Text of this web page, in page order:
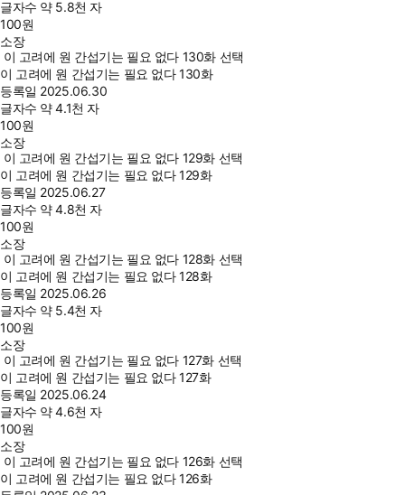
글자수 약 5.8천 자
100원
소장
이 고려에 원 간섭기는 필요 없다 130화 선택
이 고려에 원 간섭기는 필요 없다 130화
등록일 2025.06.30
글자수 약 4.1천 자
100원
소장
이 고려에 원 간섭기는 필요 없다 129화 선택
이 고려에 원 간섭기는 필요 없다 129화
등록일 2025.06.27
글자수 약 4.8천 자
100원
소장
이 고려에 원 간섭기는 필요 없다 128화 선택
이 고려에 원 간섭기는 필요 없다 128화
등록일 2025.06.26
글자수 약 5.4천 자
100원
소장
이 고려에 원 간섭기는 필요 없다 127화 선택
이 고려에 원 간섭기는 필요 없다 127화
등록일 2025.06.24
글자수 약 4.6천 자
100원
소장
이 고려에 원 간섭기는 필요 없다 126화 선택
이 고려에 원 간섭기는 필요 없다 126화